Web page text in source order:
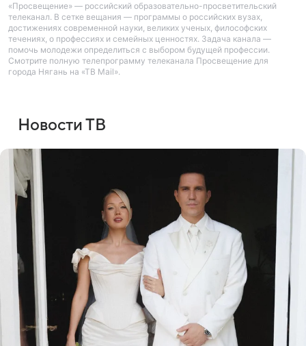
«Просвещение» — российский образовательно-просветительский
телеканал. В сетке вещания — программы о российских вузах,
достижениях современной науки, великих ученых, философских
течениях, о профессиях и семейных ценностях. Задача канала —
помочь молодежи определиться с выбором будущей профессии.
Смотрите полную телепрограмму телеканала Просвещение для
города Нягань на «ТВ Mail».
Новости ТВ